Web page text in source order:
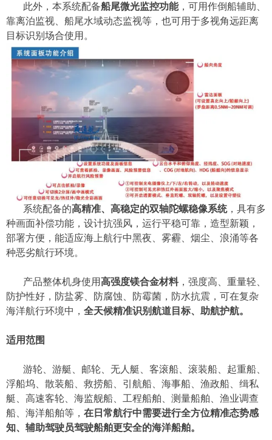
此外，本系统配备船尾微光监控功能，可用作倒船辅助、
靠离泊监视、船尾水域动态监视等，也可用于多视角远距离
目标识别场合使用。
系统配备的高精准、高稳定的双轴陀螺稳像系统，具有多
种画面补偿功能，设计抗强风，运行平稳可靠，造型新颖，
部署方便， 能适应海上航行中黑夜、雾霾、烟尘、浪涌等各
种恶劣航行环境。
产品整体机身使用 高强度镁合金材料，强度高、重量轻、
防护性好，防盐雾、防腐蚀、防霉菌，防水抗震 ， 可 在复杂
海洋航行环境中， 全天候精准识别航道目标、 助航护航。
适用范围
游轮、游艇、邮轮、无人艇、客滚船、滚装船、起重船、
浮船坞、散装船、救捞船、引航船、海事船、渔政船、缉私
艇、高速客轮、海监舰船、工程船舶、测量船舶、渔业调查
船、海洋船舶等 ， 在日常航行中需要进行全方位精准态势感
知、 辅助驾驶员驾驶船舶更安全的海洋船舶。